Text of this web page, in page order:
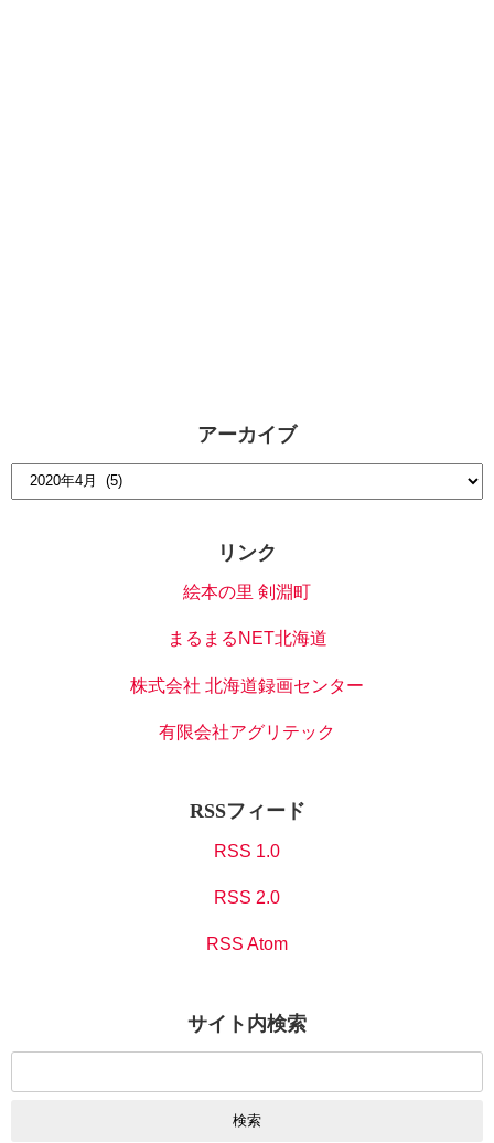
アーカイブ
リンク
絵本の里 剣淵町
まるまるNET北海道
株式会社 北海道録画センター
有限会社アグリテック
RSSフィード
RSS 1.0
RSS 2.0
RSS Atom
サイト内検索